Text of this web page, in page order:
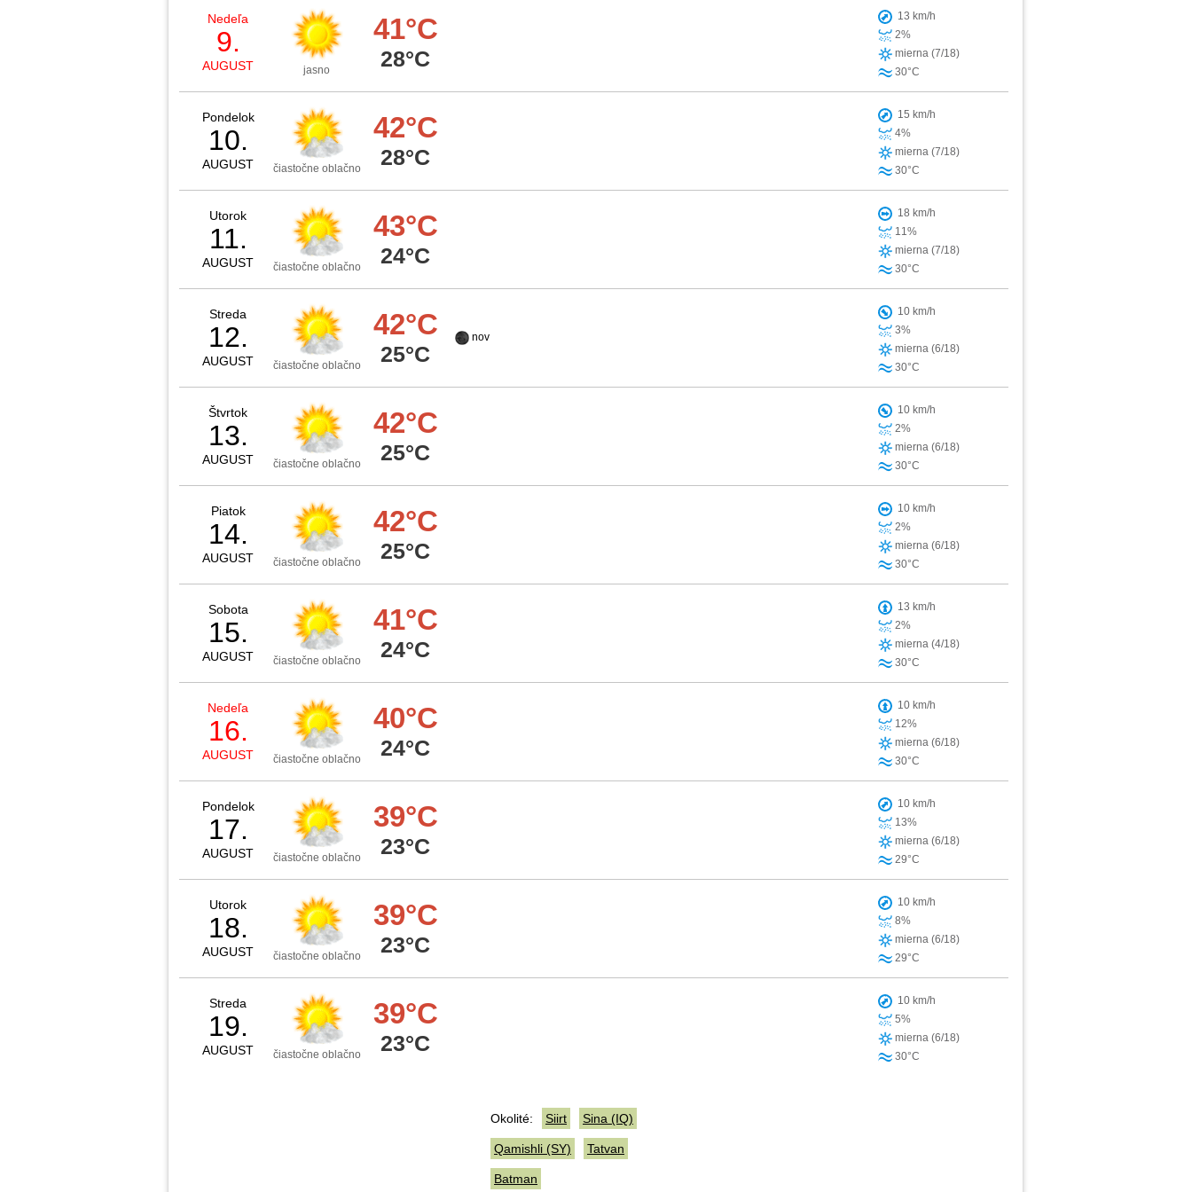
Nedeľa
9.
AUGUST jasno
41°C
28°C
13 km/h
2%
mierna (7/18)
30°C
Pondelok
10.
AUGUST čiastočne oblačno
42°C
28°C
15 km/h
4%
mierna (7/18)
30°C
Utorok
11.
AUGUST čiastočne oblačno
43°C
24°C
18 km/h
11%
mierna (7/18)
30°C
Streda
12.
AUGUST čiastočne oblačno
42°C
25°C
nov
10 km/h
3%
mierna (6/18)
30°C
Štvrtok
13.
AUGUST čiastočne oblačno
42°C
25°C
10 km/h
2%
mierna (6/18)
30°C
Piatok
14.
AUGUST čiastočne oblačno
42°C
25°C
10 km/h
2%
mierna (6/18)
30°C
Sobota
15.
AUGUST čiastočne oblačno
41°C
24°C
13 km/h
2%
mierna (4/18)
30°C
Nedeľa
16.
AUGUST čiastočne oblačno
40°C
24°C
10 km/h
12%
mierna (6/18)
30°C
Pondelok
17.
AUGUST čiastočne oblačno
39°C
23°C
10 km/h
13%
mierna (6/18)
29°C
Utorok
18.
AUGUST čiastočne oblačno
39°C
23°C
10 km/h
8%
mierna (6/18)
29°C
Streda
19.
AUGUST čiastočne oblačno
39°C
23°C
10 km/h
5%
mierna (6/18)
30°C
Okolité: Siirt Sina (IQ)
Qamishli (SY) Tatvan
Batman